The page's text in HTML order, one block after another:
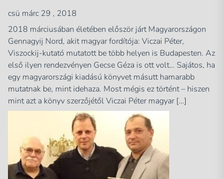
csü márc 29 , 2018
2018 márciusában életében először járt Magyarországon
Gennagyij Nord, akit magyar fordítója: Viczai Péter,
Viszockij-kutató mutatott be több helyen is Budapesten. Az
első ilyen rendezvényen Gecse Géza is ott volt… Sajátos, ha
egy magyarországi kiadású könyvet másutt hamarabb
mutatnak be, mint idehaza. Most mégis ez történt – hiszen
mint azt a könyv szerzőjétől Viczai Péter magyar […]